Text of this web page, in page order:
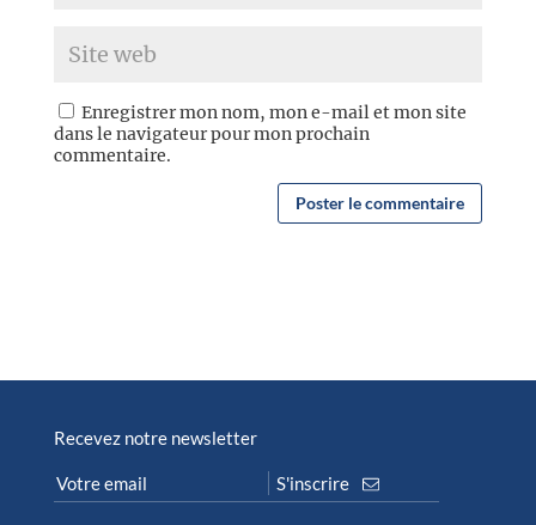
Enregistrer mon nom, mon e-mail et mon site
dans le navigateur pour mon prochain
commentaire.
Recevez notre newsletter